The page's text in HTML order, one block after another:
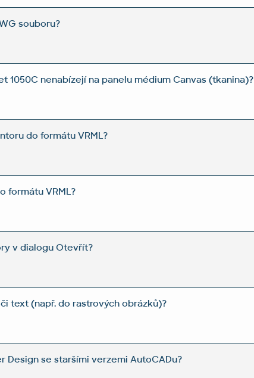
souboru?
1050C nenabízejí na panelu médium Canvas (tkanina)?
do formátu VRML?
formátu VRML?
v dialogu Otevřít?
text (např. do rastrových obrázků)?
Design se staršími verzemi AutoCADu?